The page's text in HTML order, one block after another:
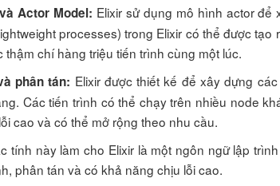
Actor Model: Elixir sử dụng mô hình actor
processes) trong Elixir có thể được
thậm chí hàng triệu tiến trình cùng một lúc.
phân tán: Elixir được thiết kế để xây dựng
Các tiến trình có thể chạy trên nhiều node
cao và có thể mở rộng theo nhu cầu.
tính này làm cho Elixir là một ngôn ngữ lập
phân tán và có khả năng chịu lỗi cao.